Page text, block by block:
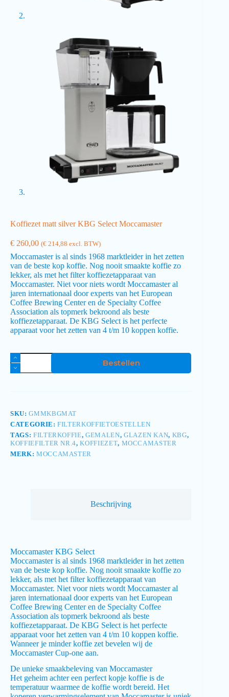
Koffiezet matt silver KBG Select Moccamaster
€ 260,00 (€ 214,88 excl. BTW)
Moccamaster is al sinds 1968 marktleider in het zetten
van de beste kop koffie. Nog nooit smaakte koffie zo
lekker, als met het filter koffiezetapparaat van
Moccamaster. Niet voor niets wordt Moccamaster al
jaren internationaal door experts van het European
Coffee Brewing Center en de Specialty Coffee
Association als topmerk bekroond als beste
koffiezetapparaat. De KBG Select is het perfecte
apparaat voor het zetten van 4 t/m 10 koppen koffie.
Bestellen
SKU:GMMKBGMAT
CATEGORIE:FILTERKOFFIETOESTELLEN
TAGS: FILTERKOFFIE,GEMALEN, GLAZEN KAN, KBG,
KOFFIEFILTER NR.4,KOFFIEZET, MOCCAMASTER
MERK: MOCCAMASTER
Beschrijving
Moccamaster KBG Select
Moccamaster is al sinds 1968 marktleider in het zetten
van de beste kop koffie. Nog nooit smaakte koffie zo
lekker, als met het filter koffiezetapparaat van
Moccamaster. Niet voor niets wordt Moccamaster al
jaren internationaal door experts van het European
Coffee Brewing Center en de Specialty Coffee
Association als topmerk bekroond als beste
koffiezetapparaat. De KBG Select is het perfecte
apparaat voor het zetten van 4 t/m 10 koppen koffie.
Wanneer je minder koffie zet bevelen wij de
Moccamaster Cup-one aan.
De unieke smaakbeleving van Moccamaster
Het geheim achter een perfect kopje koffie is de
temperatuur waarmee de koffie wordt bereid. Het